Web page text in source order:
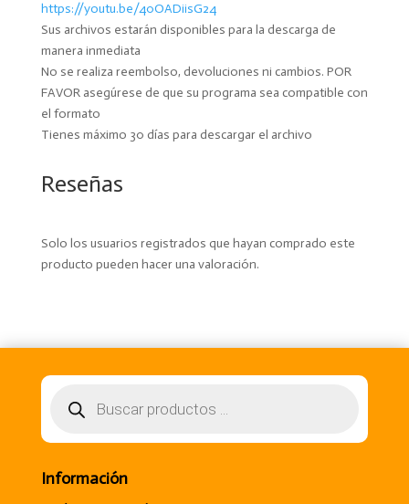
https://youtu.be/40OADiisG24
Sus archivos estarán disponibles para la descarga de
manera inmediata
No se realiza reembolso, devoluciones ni cambios. POR
FAVOR asegúrese de que su programa sea compatible con
el formato
Tienes máximo 30 días para descargar el archivo
Reseñas
Solo los usuarios registrados que hayan comprado este
producto pueden hacer una valoración.
productos
Información